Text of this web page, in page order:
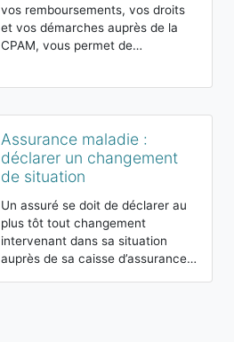
vos remboursements, vos droits
et vos démarches auprès de la
CPAM, vous permet de…
Assurance maladie :
déclarer un changement
de situation
Un assuré se doit de déclarer au
plus tôt tout changement
intervenant dans sa situation
auprès de sa caisse d’assurance…